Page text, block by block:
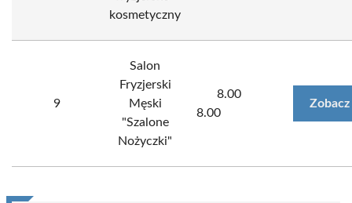
kosmetyczny
9
Salon
Fryzjerski
Męski
"Szalone
Nożyczki"
8.00
8.00